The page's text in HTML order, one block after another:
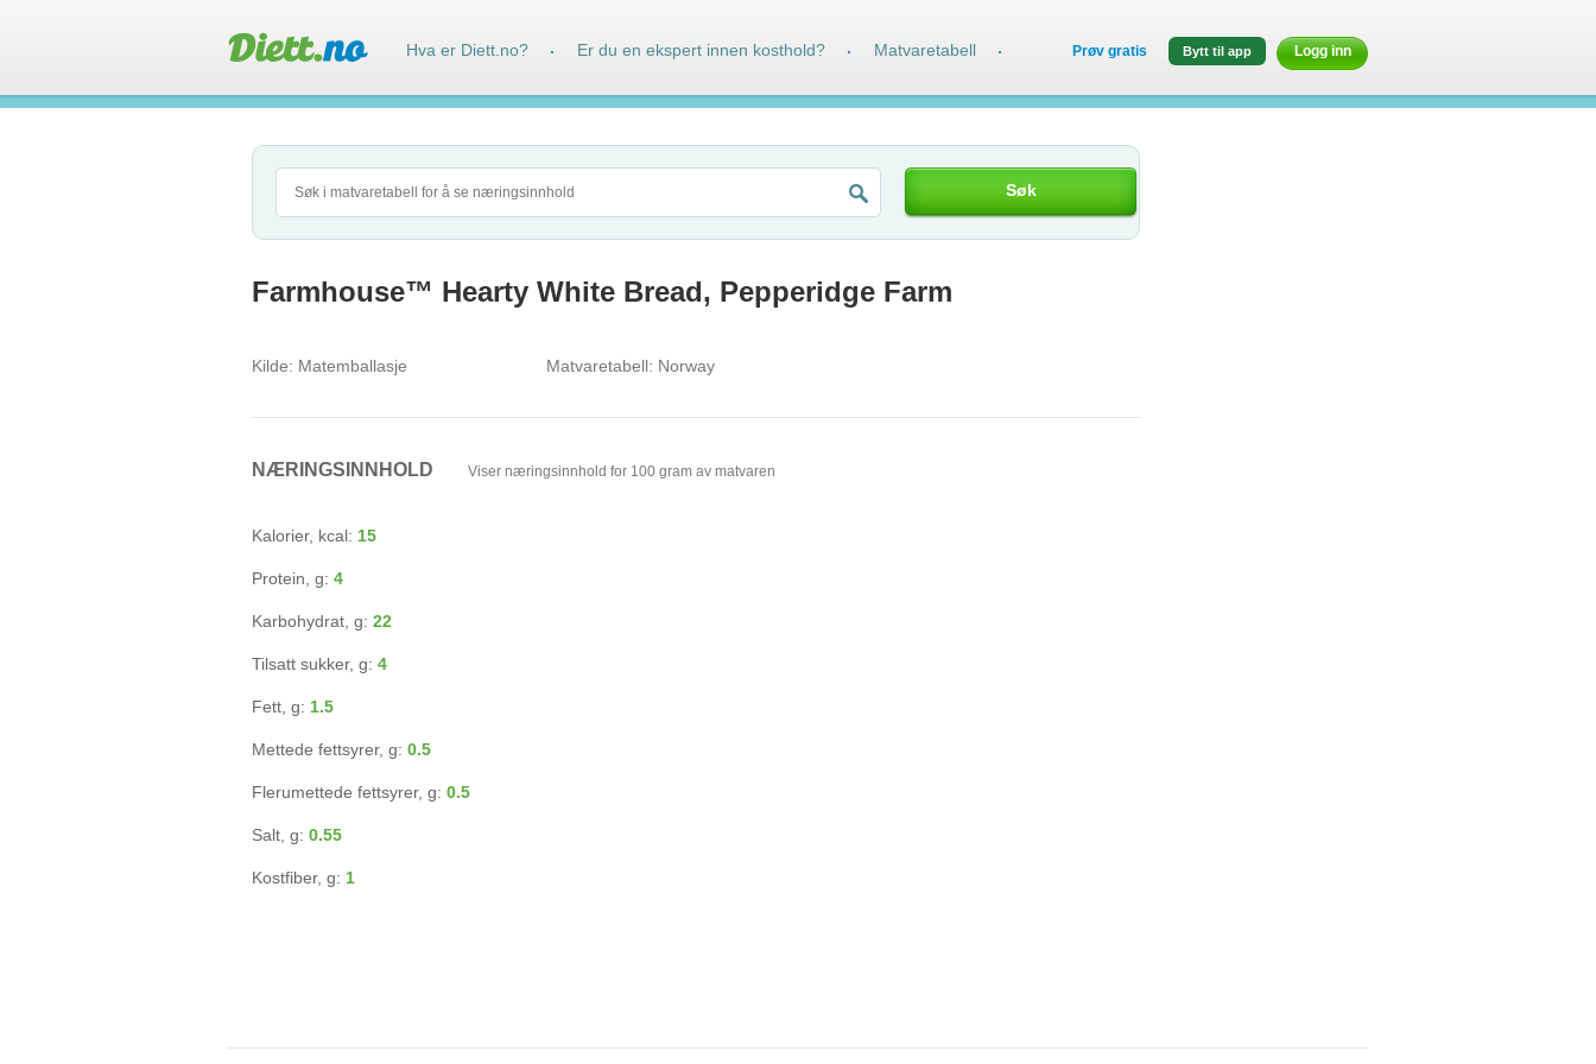
Søk
Farmhouse™ Hearty White Bread, Pepperidge Farm
Kilde: Matemballasje Matvaretabell: Norway
NÆRINGSINNHOLD Viser næringsinnhold for 100 gram av matvaren
Kalorier, kcal: 15
Protein, g: 4
Karbohydrat, g: 22
Tilsatt sukker, g: 4
Fett, g: 1.5
Mettede fettsyrer, g: 0.5
Flerumettede fettsyrer, g: 0.5
Salt, g: 0.55
Kostfiber, g: 1
Hva er Diett.no? · Er du en ekspert innen kosthold? · Matvaretabell · Prøv gratis Bytt til app Logg inn